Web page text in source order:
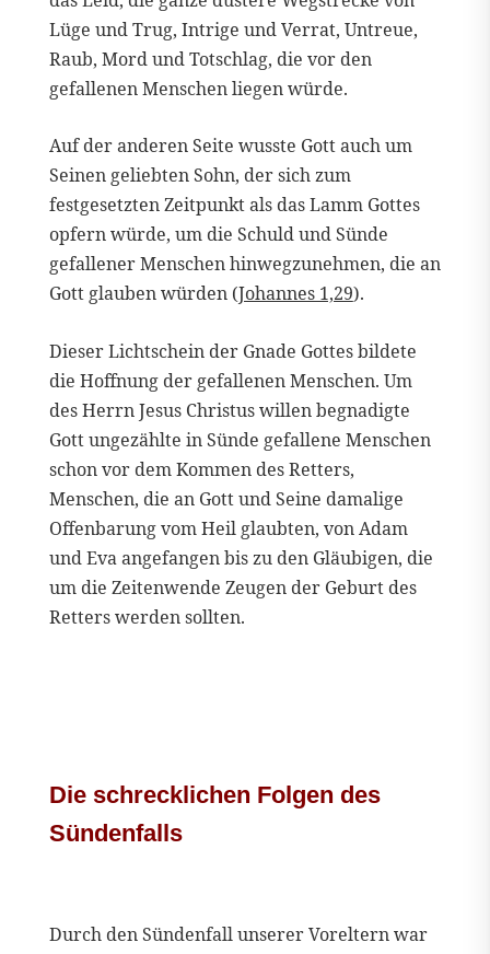
Lüge und Trug, Intrige und Verrat, Untreue,
Raub, Mord und Totschlag, die vor den
gefallenen Menschen liegen würde.
Auf der anderen Seite wusste Gott auch um
Seinen geliebten Sohn, der sich zum
festgesetzten Zeitpunkt als das Lamm Gottes
opfern würde, um die Schuld und Sünde
gefallener Menschen hinwegzunehmen, die an
Gott glauben würden (Johannes 1,29).
Dieser Lichtschein der Gnade Gottes bildete
die Hoffnung der gefallenen Menschen. Um
des Herrn Jesus Christus willen begnadigte
Gott ungezählte in Sünde gefallene Menschen
schon vor dem Kommen des Retters,
Menschen, die an Gott und Seine damalige
Offenbarung vom Heil glaubten, von Adam
und Eva angefangen bis zu den Gläubigen, die
um die Zeitenwende Zeugen der Geburt des
Retters werden sollten.
Die schrecklichen Folgen des
Sündenfalls
Durch den Sündenfall unserer Voreltern war